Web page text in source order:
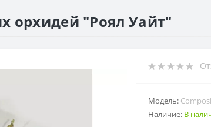
орхидей "Роял Уайт"
Модель:
Наличие: В